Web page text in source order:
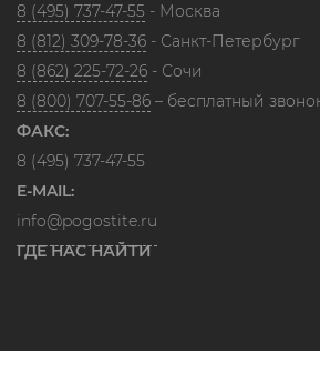
8 (495) 737-47-55 - Москва
8 (812) 309-78-36 - Санкт-Петербург
8 (862) 225-72-26 - Сочи
8 (800) 707-55-86 – бесплатный
ФАКС:
8 (495) 737-47-55
E-MAIL:
info@pogostite.ru
ГДЕ НАС НАЙТИ